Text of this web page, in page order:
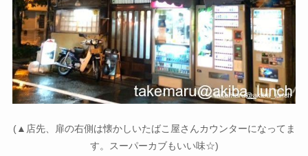
(▲店先、扉の右側は懐かしいたばこ屋さんカウンターになってま
す。スーパーカブもいい味☆)